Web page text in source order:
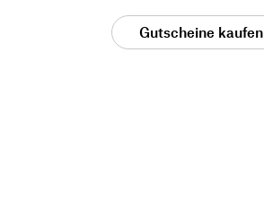
Gutscheine kaufen